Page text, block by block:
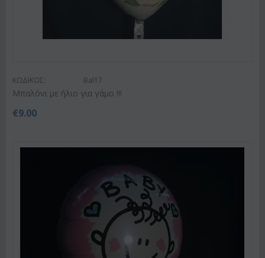
ΚΩΔΙΚΟΣ: Bal17
Μπαλόνι με ήλιο για γάμο !!!
€9.00